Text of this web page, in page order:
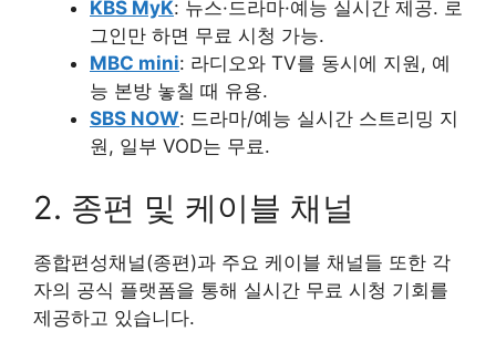
KBS MyK: 뉴스·드라마·예능 실시간 제공. 로
그인만 하면 무료 시청 가능.
MBC mini: 라디오와 TV를 동시에 지원, 예
능 본방 놓칠 때 유용.
SBS NOW: 드라마/예능 실시간 스트리밍 지
원, 일부 VOD는 무료.
2. 종편 및 케이블 채널
종합편성채널(종편)과 주요 케이블 채널들 또한 각
자의 공식 플랫폼을 통해 실시간 무료 시청 기회를
제공하고 있습니다.